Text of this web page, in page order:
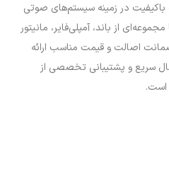
باکیفیت در زمینه سیستم‌های صوتی
از باند، آمپلی‌فایر، مانیتور
اصالت و قیمت مناسب ارائه
سریع و پشتیبانی تخصصی از
است.